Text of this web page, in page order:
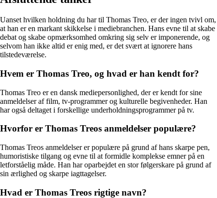
Uanset hvilken holdning du har til Thomas Treo, er der ingen tvivl om,
at han er en markant skikkelse i mediebranchen. Hans evne til at skabe
debat og skabe opmærksomhed omkring sig selv er imponerende, og
selvom han ikke altid er enig med, er det svært at ignorere hans
tilstedeværelse.
Hvem er Thomas Treo, og hvad er han kendt for?
Thomas Treo er en dansk mediepersonlighed, der er kendt for sine
anmeldelser af film, tv-programmer og kulturelle begivenheder. Han
har også deltaget i forskellige underholdningsprogrammer på tv.
Hvorfor er Thomas Treos anmeldelser populære?
Thomas Treos anmeldelser er populære på grund af hans skarpe pen,
humoristiske tilgang og evne til at formidle komplekse emner på en
letforståelig måde. Han har oparbejdet en stor følgerskare på grund af
sin ærlighed og skarpe iagttagelser.
Hvad er Thomas Treos rigtige navn?